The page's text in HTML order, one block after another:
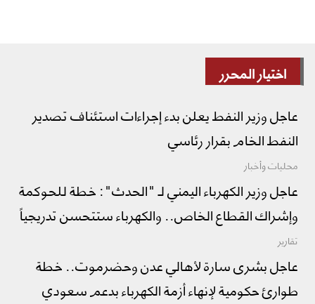
اختيار المحرر
عاجل وزير النفط يعلن بدء إجراءات استئناف تصدير
النفط الخام بقرار رئاسي
محليات وأخبار
عاجل وزير الكهرباء اليمني لـ "الحدث": خطة للحوكمة
وإشراك القطاع الخاص.. والكهرباء ستتحسن تدريجياً
تقارير
عاجل بشرى سارة لأهالي عدن وحضرموت.. خطة
طوارئ حكومية لإنهاء أزمة الكهرباء بدعم سعودي